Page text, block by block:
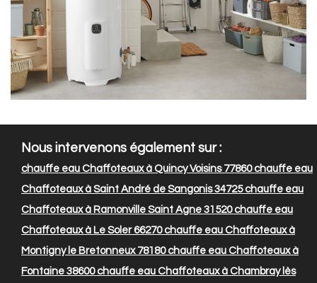
Nous intervenons également sur :
chauffe eau Chaffoteaux à Quincy Voisins 77860chauffe eau
Chaffoteaux à Saint André de Sangonis 34725chauffe eau
Chaffoteaux à Ramonville Saint Agne 31520chauffe eau
Chaffoteaux à Le Soler 66270chauffe eau Chaffoteaux à
Montigny le Bretonneux 78180chauffe eau Chaffoteaux à
Fontaine 38600chauffe eau Chaffoteaux à Chambray lès